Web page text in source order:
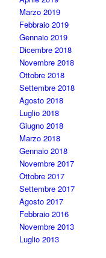
Marzo 2019
Febbraio 2019
Gennaio 2019
Dicembre 2018
Novembre 2018
Ottobre 2018
Settembre 2018
Agosto 2018
Luglio 2018
Giugno 2018
Marzo 2018
Gennaio 2018
Novembre 2017
Ottobre 2017
Settembre 2017
Agosto 2017
Febbraio 2016
Novembre 2013
Luglio 2013